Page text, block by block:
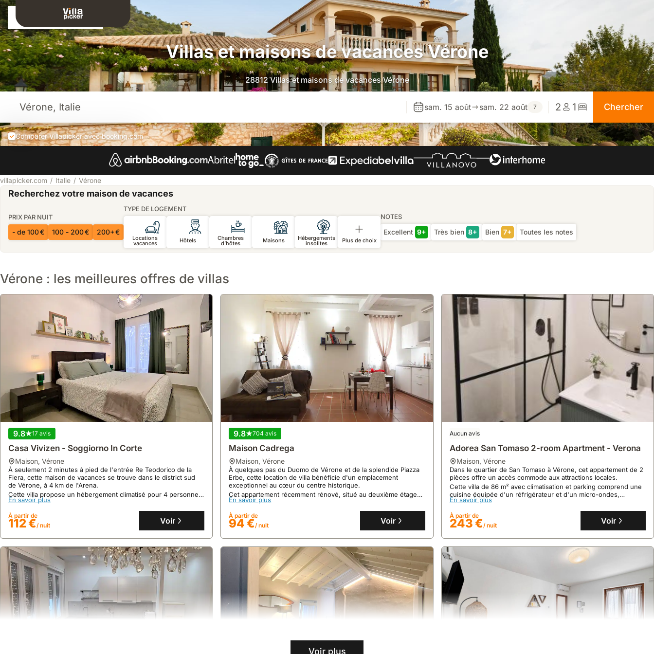
Connexion
Villas et maisons de vacances Vérone
28812 Villas et maisons de vacances Vérone
sam. 15 août sam. 22 août 7 2 1 Chercher
Comparer Villapicker avec booking.com
villapicker.com Italie Vérone
Recherchez votre maison de vacances
PRIX PAR NUIT
- de 100 € 100 - 200 € 200+ €
TYPE DE LOGEMENT
Locations
vacances Hôtels Chambres
d’hôtes Maisons Hébergements
insolites Plus de choix
NOTES
Excellent 9+ Très bien 8+ Bien 7+ Toutes les notes
Vérone : les meilleures offres de villas
9.8 17 avis
Casa Vivizen - Soggiorno In Corte
maison, Vérone
À seulement 2 minutes à pied de l'entrée Re Teodorico de la
Fiera, cette maison de vacances se trouve dans le district sud
de Vérone, à 4 km de l'Arena.
Cette villa propose un hébergement climatisé pour 4 personnes
avec un jardin, un parking privé et un dehor extérieur, incluant
une cuisine équipée avec machine Nespresso.
En savoir plus
À partir de
112 €/ nuit Voir
9.8 704 avis
Maison Cadrega
maison,Vérone
À quelques pas du Duomo de Vérone et de la splendide Piazza
Erbe, cette location de villa bénéficie d'un emplacement
exceptionnel au cœur du centre historique.
Cet appartement récemment rénové, situé au deuxième étage
d'un immeuble de trois unités, offre une capacité d'accueil de 4
personnes avec une cuisine équipée, la climatisation et une
connexion WiFi fibre optique.
En savoir plus
À partir de
94 €/ nuit Voir
Aucun avis
Adorea San Tomaso 2-room Apartment - Verona
maison, Vérone
Dans le quartier de San Tomaso à Vérone, cet appartement de 2
pièces offre un accès commode aux attractions locales.
Cette villa de 86 m² avec climatisation et parking comprend une
cuisine équipée d'un réfrigérateur et d'un micro-ondes,
garantissant un séjour confortable.
En savoir plus
À partir de
243 €/ nuit Voir
Voir plus